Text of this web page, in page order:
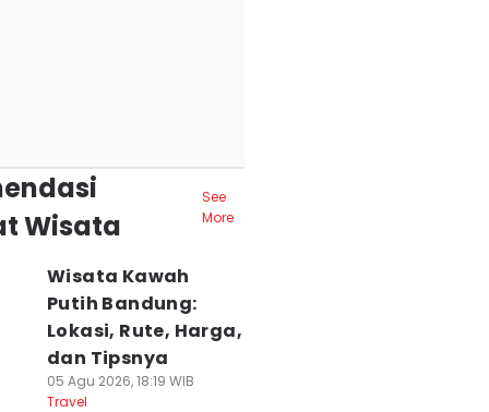
Wisata
See
More
Wisata Kawah
Putih Bandung:
Lokasi, Rute, Harga,
dan Tipsnya
05 Agu 2026, 18:19 WIB
Travel